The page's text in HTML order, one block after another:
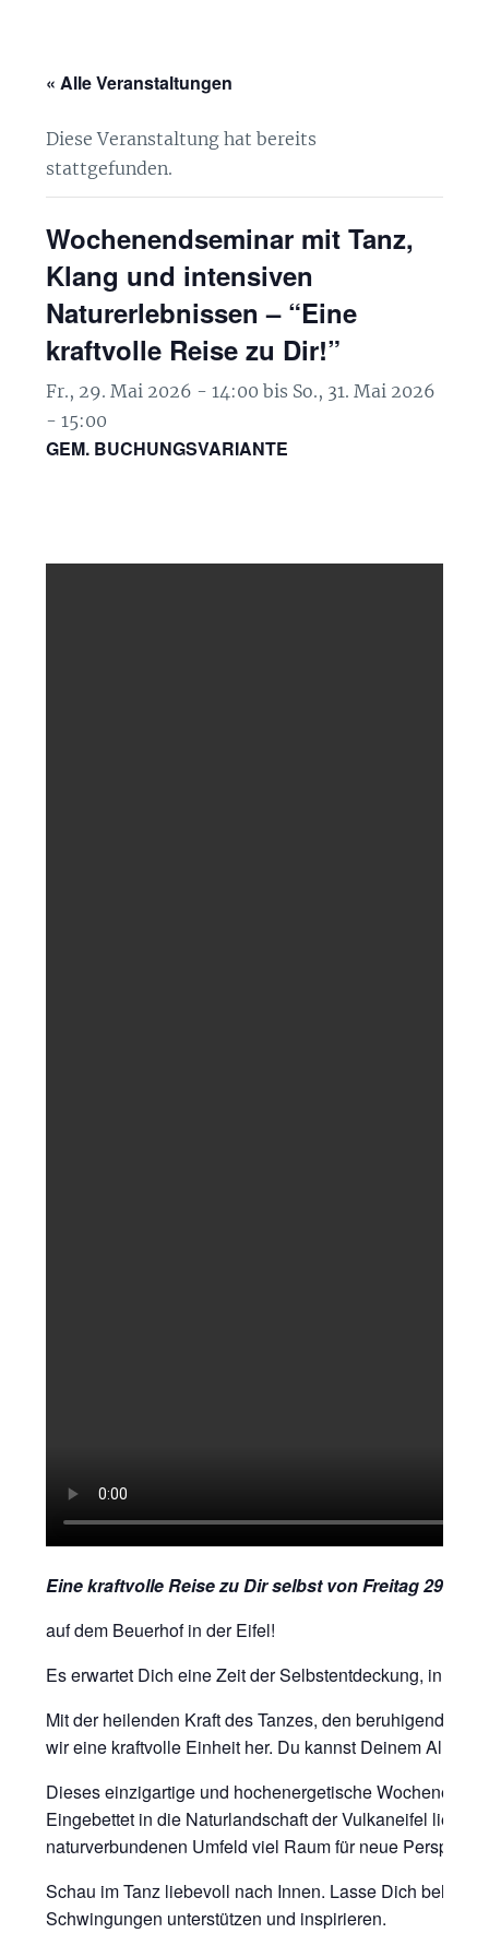
« Alle Veranstaltungen
Diese Veranstaltung hat bereits
stattgefunden.
Wochenendseminar mit Tanz,
Klang und intensiven
Naturerlebnissen – “Eine
kraftvolle Reise zu Dir!”
Fr., 29. Mai 2026 - 14:00 bis So., 31. Mai 2026
- 15:00
GEM. BUCHUNGSVARIANTE
Eine kraftvolle Reise zu Dir selbst von Freitag 29. Mai
auf dem Beuerhof in der Eifel!
Es erwartet Dich eine Zeit der Selbstentdeckung,
Mit der heilenden Kraft des Tanzes, den beruhigenden
wir eine kraftvolle Einheit her. Du kannst Deinem Alltag
Dieses einzigartige und hochenergetische
Eingebettet in die Naturlandschaft der Vulkaneifel liegt
naturverbundenen Umfeld viel Raum für neue
Schau im Tanz liebevoll nach Innen. Lasse Dich
Schwingungen unterstützen und inspirieren.